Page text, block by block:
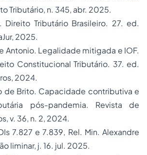
Tributário, n. 345, abr. 2025.
Direito Tributário Brasileiro. 27. ed.
2025.
Antonio. Legalidade mitigada e IOF.
Constitucional Tributário. 37. ed.
2024.
de Brito. Capacidade contributiva e
pós-pandemia. Revista de
, v. 36, n. 2, 2024.
7.827 e 7.839, Rel. Min. Alexandre
liminar, j. 16. jul. 2025.